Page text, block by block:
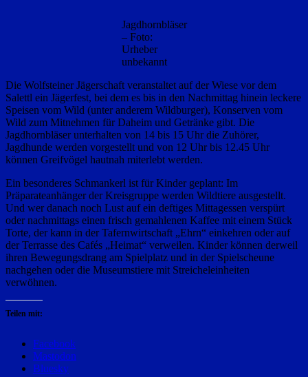
Jagdhornbläser
– Foto:
Urheber
unbekannt
Die Wolfsteiner Jägerschaft veranstaltet auf der Wiese vor dem
Salettl ein Jägerfest, bei dem es bis in den Nachmittag hinein leckere
Speisen vom Wild (unter anderem Wildburger), Konserven vom
Wild zum Mitnehmen für Daheim und Getränke gibt. Die
Jagdhornbläser unterhalten von 14 bis 15 Uhr die Zuhörer,
Jagdhunde werden vorgestellt und von 12 Uhr bis 12.45 Uhr
können Greifvögel hautnah miterlebt werden.
Ein besonderes Schmankerl ist für Kinder geplant: Im
Präparateanhänger der Kreisgruppe werden Wildtiere ausgestellt.
Und wer danach noch Lust auf ein deftiges Mittagessen verspürt
oder nachmittags einen frisch gemahlenen Kaffee mit einem Stück
Torte, der kann in der Tafernwirtschaft „Ehrn“ einkehren oder auf
der Terrasse des Cafés „Heimat“ verweilen. Kinder können derweil
ihren Bewegungsdrang am Spielplatz und in der Spielscheune
nachgehen oder die Museumstiere mit Streicheleinheiten
verwöhnen.
Teilen mit:
Facebook
Mastodon
Bluesky